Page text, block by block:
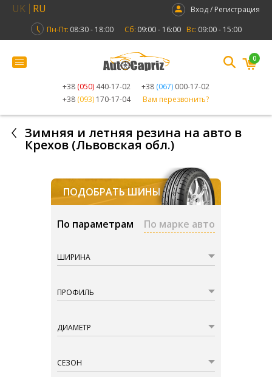
UK RU
Вход / Регистрация
Пн-Пт: 08:30 - 18:00 Сб: 09:00 - 16:00 Вс: 09:00 - 15:00
+38 (050) 440-17-02 +38 (067) 000-17-02
+38 (093) 170-17-04 Вам перезвонить?
0
Зимняя и летняя резина на авто в
Крехов (Львовская обл.)
ПОДОБРАТЬ ШИНЫ
По параметрам По марке авто
ШИРИНА
ПРОФИЛЬ
ДИАМЕТР
СЕЗОН